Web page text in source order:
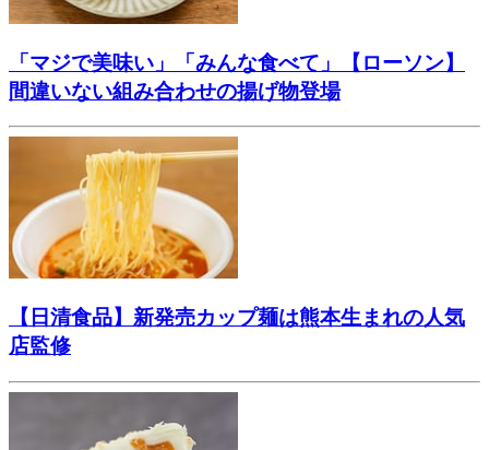
「マジで美味い」「みんな食べて」【ローソン】
間違いない組み合わせの揚げ物登場
【日清食品】新発売カップ麺は熊本生まれの人気
店監修